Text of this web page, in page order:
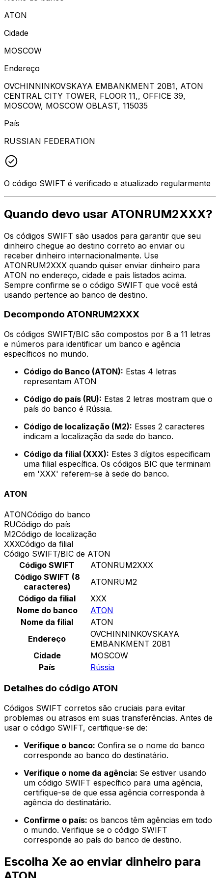
ATON
Cidade
MOSCOW
Endereço
OVCHINNINKOVSKAYA EMBANKMENT 20B1, ATON
CENTRAL CITY TOWER, FLOOR 11,, OFFICE 39,
MOSCOW, MOSCOW OBLAST, 115035
País
RUSSIAN FEDERATION
O código SWIFT é verificado e atualizado regularmente
Quando devo usar ATONRUM2XXX?
Os códigos SWIFT são usados para garantir que seu
dinheiro chegue ao destino correto ao enviar ou
receber dinheiro internacionalmente. Use
ATONRUM2XXX quando quiser enviar dinheiro para
ATON no endereço, cidade e país listados acima.
Sempre confirme se o código SWIFT que você está
usando pertence ao banco de destino.
Decompondo ATONRUM2XXX
Os códigos SWIFT/BIC são compostos por 8 a 11 letras
e números para identificar um banco e agência
específicos no mundo.
Código do Banco (ATON): Estas 4 letras
representam ATON
Código do país (RU): Estas 2 letras mostram que o
país do banco é Rússia.
Código de localização (M2): Esses 2 caracteres
indicam a localização da sede do banco.
Código da filial (XXX): Estes 3 dígitos especificam
uma filial específica. Os códigos BIC que terminam
em 'XXX' referem-se à sede do banco.
ATON
ATONCódigo do banco
RUCódigo do país
M2Código de localização
XXXCódigo da filial
Código SWIFT/BIC de ATON
Código SWIFT
ATONRUM2XXX
Código SWIFT (8
caracteres)
ATONRUM2
Código da filial
XXX
Nome do banco
ATON
Nome da filial
ATON
Endereço
OVCHINNINKOVSKAYA
EMBANKMENT 20B1
Cidade
MOSCOW
País
Rússia
Detalhes do código ATON
Códigos SWIFT corretos são cruciais para evitar
problemas ou atrasos em suas transferências. Antes de
usar o código SWIFT, certifique-se de:
Verifique o banco: Confira se o nome do banco
corresponde ao banco do destinatário.
Verifique o nome da agência: Se estiver usando
um código SWIFT específico para uma agência,
certifique-se de que essa agência corresponda à
agência do destinatário.
Confirme o país: os bancos têm agências em todo
o mundo. Verifique se o código SWIFT
corresponde ao país do banco de destino.
Escolha Xe ao enviar dinheiro para